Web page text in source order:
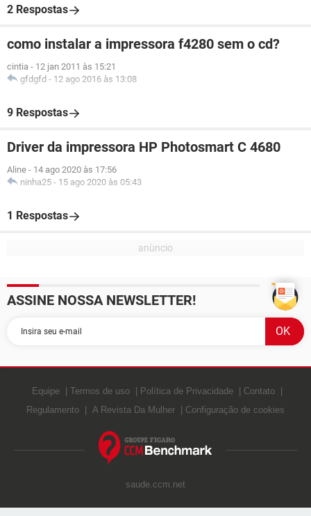
2 Respostas
como instalar a impressora f4280 sem o cd?
cintia - 12 jan 2011 às 15:21
gfdgfd - 12 ago 2016 às 13:08
9 Respostas
Driver da impressora HP Photosmart C 4680
Aline - 14 ago 2020 às 17:56
ninha25 - 15 ago 2020 às 05:43
1 Respostas
ASSINE NOSSA NEWSLETTER!
Equipe Termos de uso Política de Privacidade
Contato
Regulamento
A Revista Da Mulher Configuração de cookies
saude.ccm.net